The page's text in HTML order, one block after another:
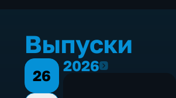
Выпуски
26
20262026